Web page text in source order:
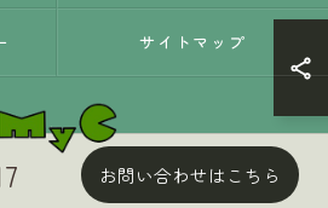
お問い合わせはこちら
サイトマップ
塗装はMyC ALL RIGHTS RESERVED.